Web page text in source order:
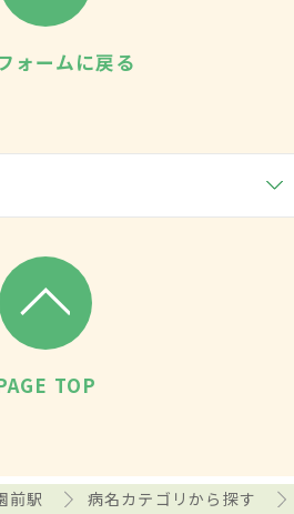
ォームに戻る
TOP
前駅 病名カテゴリから探す